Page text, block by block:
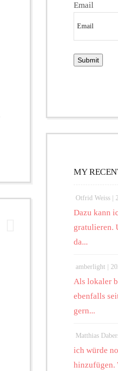
Email
MY
Otfrid Weiss |
Dazu kann
gratulieren.
da...
amberlight |
Als lokaler
ebenfalls
gern...
Matthias
ich würde
hinzufügen.